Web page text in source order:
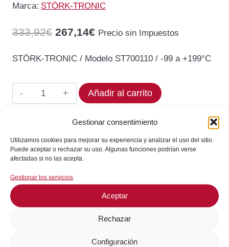
Gestionar consentimiento
Utilizamos cookies para mejorar su experiencia y analizar el uso del sitio.
Puede aceptar o rechazar su uso. Algunas funciones podrían verse
afectadas si no las acepta.
Gestionar los servicios
Aceptar
Rechazar
Configuración
Marca: STÖRK-TRONIC
333,92€ El
era:
333,92€.
267,14€El
es:
267,14€.
Precio sin Impuestos
STÖRK-TRONIC / Modelo ST700110 / -99 a +199°C
Termostato
STÖRK-
01.10
Rango
-99
a
Añadir al carrito
¡Envíos en 24 / 72 horas!
Consultar en WhatsApp
GARANTÍA DE SEGURIDAD EN EL PAGO